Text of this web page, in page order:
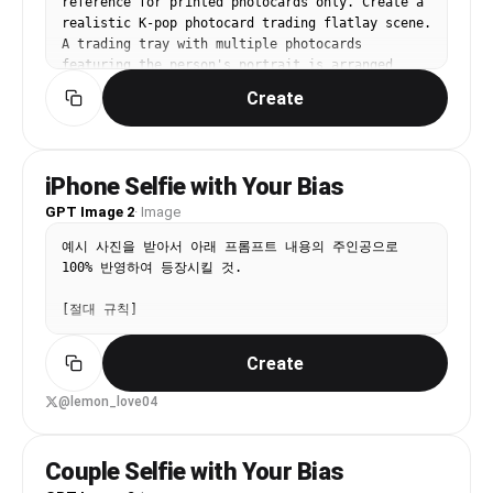
폰 전면 셀카.
억지 포즈 없이 친하지만 약간 어색한 현실 커플 분위기.
우연히 찍힌 듯한 생활 스냅 / 인스타 스토리 감성.
[구도]
• 가로 4:3
• 어색한 크롭 / 완벽하지 않은 중심 구도
• 화면 앞쪽에 큰 음료 2개
• 컵이 얼굴 일부를 자연스럽게 가리지만 얼굴 식별 가능
• 손과 컵 위치가 현실적으로 어색하게 겹침
• 억지 미소 없음
• imperfect한 현실 커플 셀카 무드
[조명 & 질감]
warm dim cafe lighting iPhone front camera
• 플래시 없음
realistic K-pop photocard trading flatlay scene.
A trading tray with multiple photocards
featuring the person's portrait is arranged
neatly, surrounded by card sleeves, top loaders,
a concert wristband, small fandom stickers, and
fan goods props. No real person physically
soft natural window light, shallow depth of
field, Pinterest photocard collection aesthetic.
Create
iPhone Selfie with Your Bias
GPT Image 2· Image
예시 사진을 받아서 아래 프롬프트 내용의 주인공으로
100% 반영하여 등장시킬 것.
[절대 규칙]
☐ 입력 이미지 속 인물의 얼굴 특징 100% 유지
☐ 얼굴 구조, 눈매, 코, 입, 비율 변경 금지
☐ 얼굴 평균화 금지
Create
@lemon_love04
Couple Selfie with Your Bias